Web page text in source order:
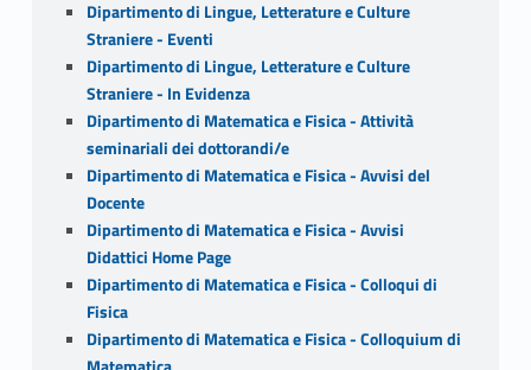
Dipartimento di Lingue, Letterature e Culture
Straniere - Eventi
Dipartimento di Lingue, Letterature e Culture
Straniere - In Evidenza
Dipartimento di Matematica e Fisica - Attività
seminariali dei dottorandi/e
Dipartimento di Matematica e Fisica - Avvisi del
Docente
Dipartimento di Matematica e Fisica - Avvisi
Didattici Home Page
Dipartimento di Matematica e Fisica - Colloqui di
Fisica
Dipartimento di Matematica e Fisica - Colloquium di